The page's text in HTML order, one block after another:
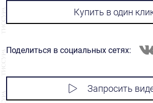
Купить в один
Поделиться в социальных сетях:
Запросить